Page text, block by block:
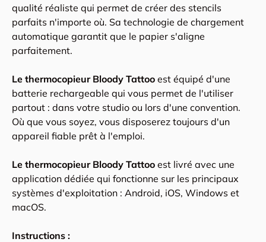
qualité réaliste qui permet de créer des stencils
parfaits n'importe où. Sa technologie de chargement
automatique garantit que le papier s'aligne
parfaitement.
Le thermocopieur Bloody Tattoo est équipé d'une
batterie rechargeable qui vous permet de l'utiliser
partout : dans votre studio ou lors d'une convention.
Où que vous soyez, vous disposerez toujours d'un
appareil fiable prêt à l'emploi.
Le thermocopieur Bloody Tattoo est livré avec une
application dédiée qui fonctionne sur les principaux
systèmes d'exploitation : Android, iOS, Windows et
macOS.
Instructions :